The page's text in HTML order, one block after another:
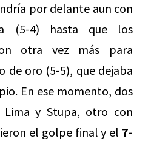
por delante aun con
(5-4) hasta que los
otra vez más para
de oro (5-5), que dejaba
En ese momento, dos
Lima y Stupa, otro con
el golpe final y el 7-